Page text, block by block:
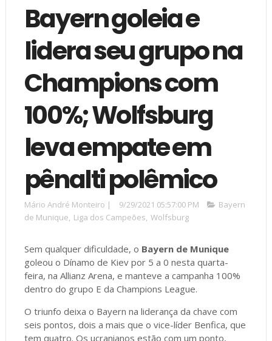
Bayern goleia e
lidera seu grupo na
Champions com
100%; Wolfsburg
leva empate em
pênalti polêmico
Mário André Monteiro | 9/29/2021 05:57:00 PM
Bayern
de Munique, Liga dos Campeões, Wolfsburg
Sem qualquer dificuldade, o Bayern de Munique
goleou o Dínamo de Kiev por 5 a 0 nesta quarta-
feira, na Allianz Arena, e manteve a campanha 100%
dentro do grupo E da Champions League.
O triunfo deixa o Bayern na liderança da chave com
seis pontos, dois a mais que o vice-líder Benfica, que
tem quatro. Os ucranianos estão com um ponto,